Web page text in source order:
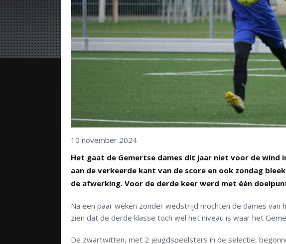
10 november 2024
Het gaat de Gemertse dames dit jaar niet voor de
aan de verkeerde kant van de score en ook zondag
de afwerking. Voor de derde keer werd met één
Na een paar weken zonder wedstrijd mochten de dames van
zien dat de derde klasse toch wel het niveau is waar het
De zwartwitten, met 2 jeugdspeelsters in de selectie,